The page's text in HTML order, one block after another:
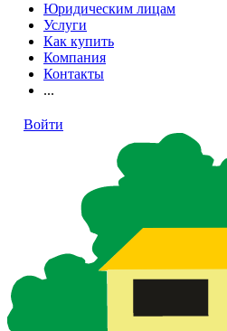
Юридическим лицам
Услуги
Как купить
Компания
Контакты
...
Войти